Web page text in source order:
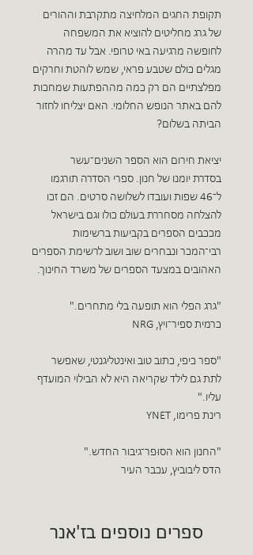
תקופת החגים המלחיצה מתקרבת וההורים
של גרג מחליטים להוציא את המשפחה
לחופשה מרגיעה באי טרופי. אבל עד מהרה
מגלים כולם שטבע פראי, שמש לוהטת וחרקים
מפלצתיים הם רק כמה מההפתעות שמחכות
להם באתר הנופש החלומי. האם יצליחו לחזור
הביתה בשלום?
יציאת חירום הוא הספר השנים־עשר
בסדרת יומנו של חנון. ספרי הסדרה תורגמו
ל־46 שפות ועובדו לשלושה סרטים. הם זכו
להצלחה מסחררת בעולם כולו וגם בישראל
מככבים הספרים בקביעות ברשימות
רבי־המכר ונבחרים שוב ושוב לרשימת הספרים
האהובים במצעד הספרים של משרד החינוך.
"גרג הפלי הוא תופעה בלי מתחרים."
כרמית ספיר־ויץ, NRG
"ספר כיפי, כתוב טוב ואינטליגנטי, שאפשר
לתת גם לילד שקריאה היא לא הבילוי המועדף
עליו."
רינת פרימו, YNET
"החנון הוא הסוּפר־גיבור החדש."
הדס ליבוביץ, עכבר העיר
ספרים נוספים בז'אנר